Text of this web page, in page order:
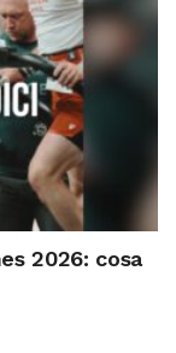
2026: cosa